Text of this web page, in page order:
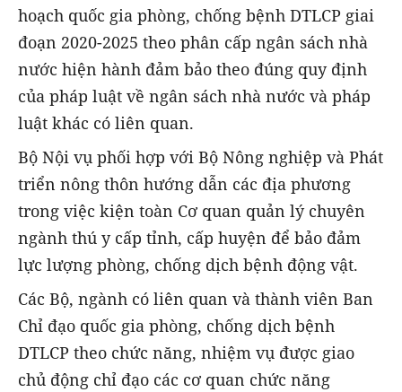
hoạch quốc gia phòng, chống bệnh DTLCP giai
đoạn 2020-2025 theo phân cấp ngân sách nhà
nước hiện hành đảm bảo theo đúng quy định
của pháp luật về ngân sách nhà nước và pháp
luật khác có liên quan.
Bộ Nội vụ phối hợp với Bộ Nông nghiệp và Phát
triển nông thôn hướng dẫn các địa phương
trong việc kiện toàn Cơ quan quản lý chuyên
ngành thú y cấp tỉnh, cấp huyện để bảo đảm
lực lượng phòng, chống dịch bệnh động vật.
Các Bộ, ngành có liên quan và thành viên Ban
Chỉ đạo quốc gia phòng, chống dịch bệnh
DTLCP theo chức năng, nhiệm vụ được giao
chủ động chỉ đạo các cơ quan chức năng